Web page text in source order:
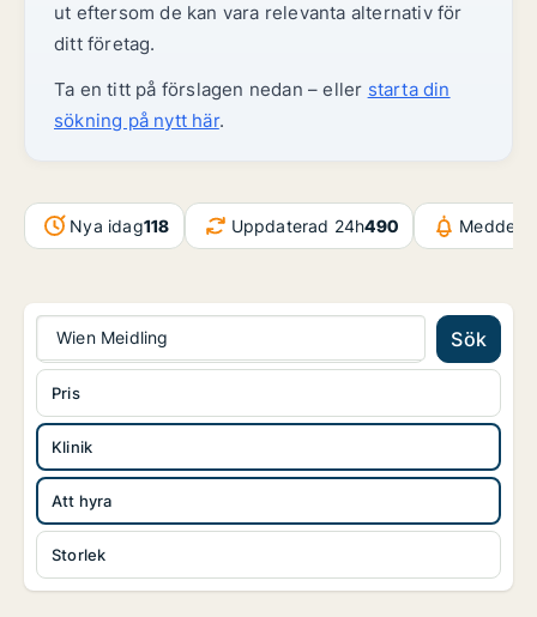
ut eftersom de kan vara relevanta alternativ för
ditt företag.
Ta en titt på förslagen nedan – eller starta din
sökning på nytt här.
Nya idag118 Uppdaterad 24h490
Wien Meidling Sök
Klinik
Att hyra
Storlek
Pris